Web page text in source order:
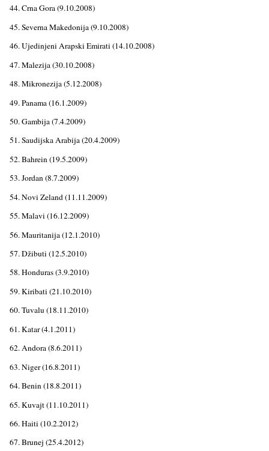
44. Crna Gora (9.10.2008)
45. Severna Makedonija (9.10.2008)
46. Ujedinjeni Arapski Emirati (14.10.2008)
47. Malezija (30.10.2008)
48. Mikronezija (5.12.2008)
49. Panama (16.1.2009)
50. Gambija (7.4.2009)
51. Saudijska Arabija (20.4.2009)
52. Bahrein (19.5.2009)
53. Jordan (8.7.2009)
54. Novi Zeland (11.11.2009)
55. Malavi (16.12.2009)
56. Mauritanija (12.1.2010)
57. Džibuti (12.5.2010)
58. Honduras (3.9.2010)
59. Kiribati (21.10.2010)
60. Tuvalu (18.11.2010)
61. Katar (4.1.2011)
62. Andora (8.6.2011)
63. Niger (16.8.2011)
64. Benin (18.8.2011)
65. Kuvajt (11.10.2011)
66. Haiti (10.2.2012)
67. Brunej (25.4.2012)